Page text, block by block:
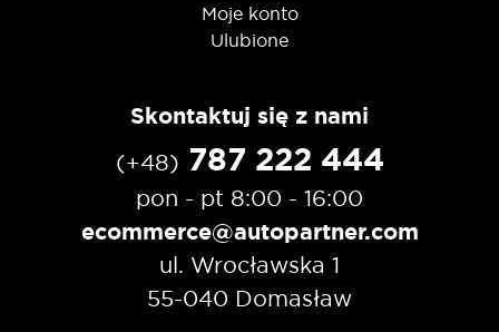
Moje konto
Ulubione
Skontaktuj się z nami
(+48) 787 222 444
pon - pt 8:00 - 16:00
ecommerce@autopartner.com
ul. Wrocławska 1
55-040 Domasław